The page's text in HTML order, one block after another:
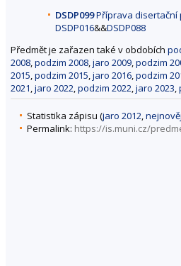
DSDP099Příprava disertační
DSDP016&&DSDP088
Předmět je zařazen také v obdobích
2008 podzim 2008 jaro 2009 podzim
2015 podzim 2015 jaro 2016 podzim
2021 jaro 2022 podzim 2022 jaro 2023
Statistika zápisu (jaro 2012,
Permalink: https://is.muni.cz/